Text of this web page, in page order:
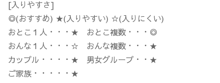
[入りやすさ]
◎(おすすめ) ★(入りやすい) ☆(入りにくい)
おとこ１人・・・★ おとこ複数・・・◎
おんな１人・・・☆ おんな複数・・・★
カップル・・・・★ 男女グループ・・★
ご家族・・・・・★